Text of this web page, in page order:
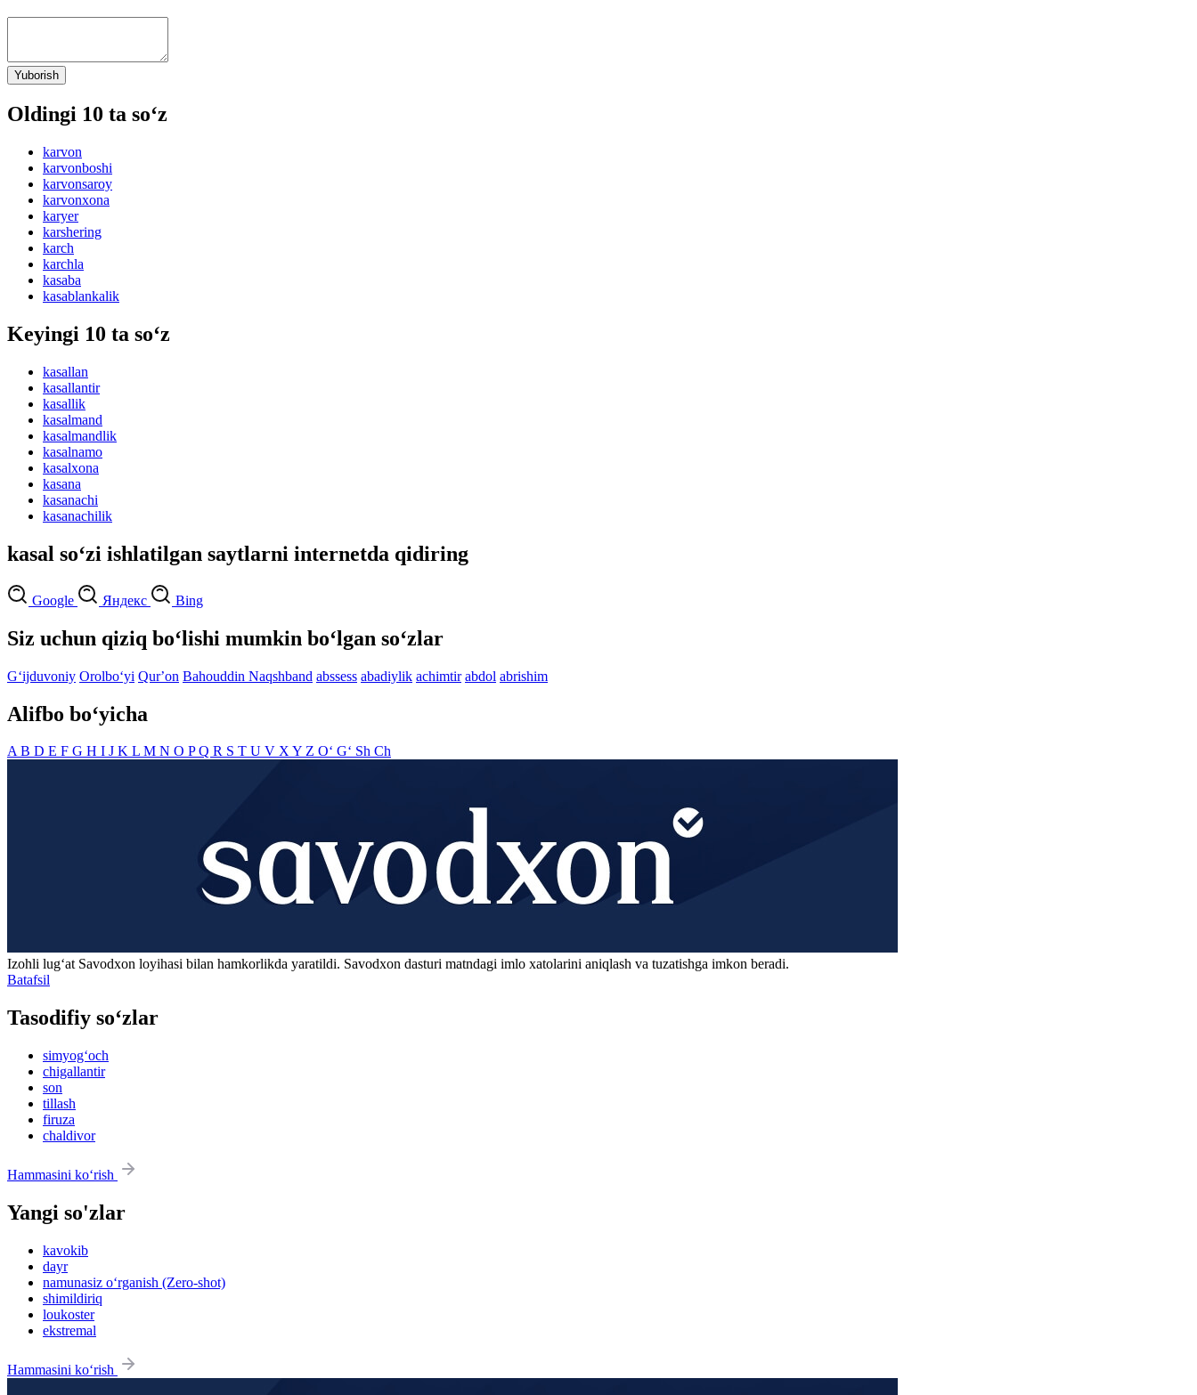
Yuborish
Oldingi 10 ta so‘z
karvon
karvonboshi
karvonsaroy
karvonxona
karyer
karshering
karch
karchla
kasaba
kasablankalik
Keyingi 10 ta so‘z
kasallan
kasallantir
kasallik
kasalmand
kasalmandlik
kasalnamo
kasalxona
kasana
kasanachi
kasanachilik
kasal so‘zi ishlatilgan saytlarni internetda qidiring
Google Яндекс Bing
Siz uchun qiziq bo‘lishi mumkin bo‘lgan so‘zlar
G‘ijduvoniy Orolbo‘yi Qurʼon Bahouddin Naqshband abssess abadiylik achimtir abdol abrishim
Alifbo bo‘yicha
AB D E F G H I J K L M N O PQ R S T U V XY Z O‘ G‘ Sh Ch
Izohli lugʻat Savodxon loyihasi bilan hamkorlikda yaratildi. Savodxon dasturi matndagi imlo xatolarini aniqlash va tuzatishga imkon beradi.
Batafsil
Tasodifiy so‘zlar
simyog‘och
chigallantir
son
tillash
firuza
chaldivor
Hammasini ko‘rish
Yangi so'zlar
kavokib
dayr
namunasiz o‘rganish (Zero-shot)
shimildiriq
loukoster
ekstremal
Hammasini ko‘rish